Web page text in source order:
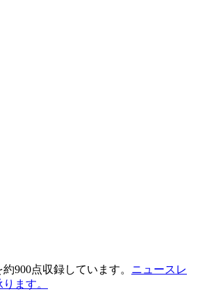
900点収録しています。 ニュースレ
ます。